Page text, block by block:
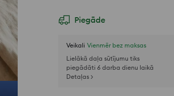
Piegāde
Veikali Vienmēr bez maksas
Lielākā daļa sūtījumu tiks
piegādāti 6 darba dienu laikā
Detaļas >